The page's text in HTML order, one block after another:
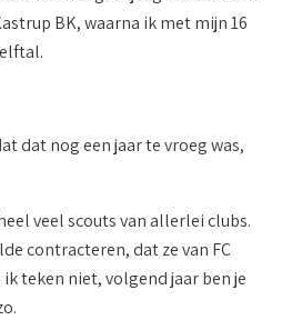
BK, waarna ik met mijn 16
dat nog een jaar te vroeg was,
veel scouts van allerlei clubs.
contracteren, dat ze van FC
teken niet, volgend jaar ben je